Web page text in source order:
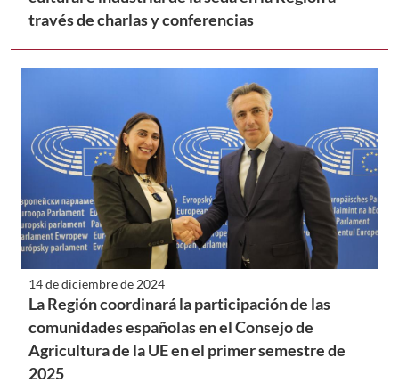
través de charlas y conferencias
14 de diciembre de 2024
La Región coordinará la participación de las
comunidades españolas en el Consejo de
Agricultura de la UE en el primer semestre de
2025